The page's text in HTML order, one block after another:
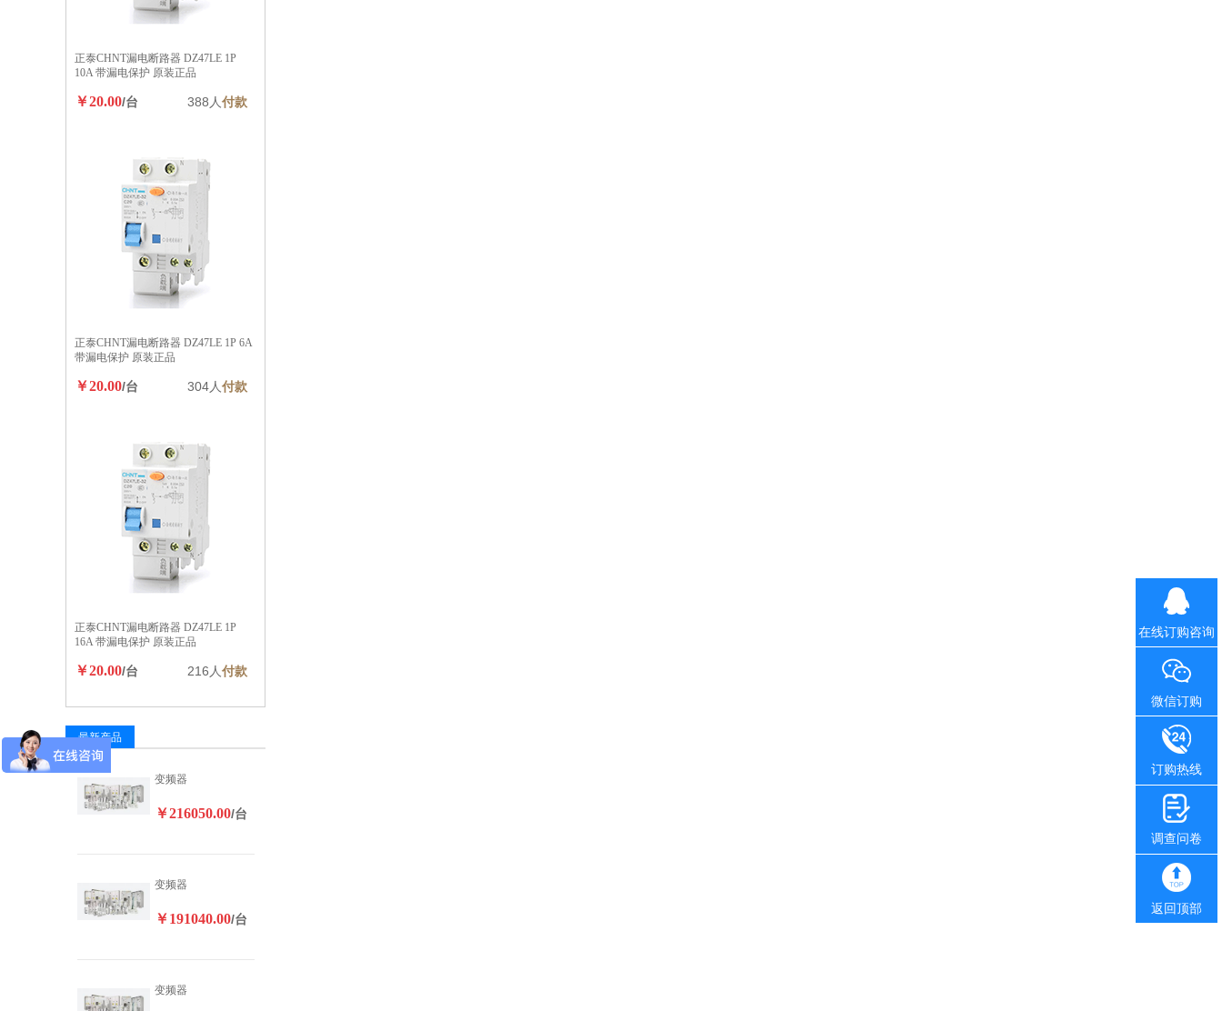
正泰CHNT漏电断路器 DZ47LE 1P
10A 带漏电保护 原装正品
￥20.00/台 388人付款
正泰CHNT漏电断路器 DZ47LE 1P 6A
带漏电保护 原装正品
￥20.00/台 304人付款
正泰CHNT漏电断路器 DZ47LE 1P
16A 带漏电保护 原装正品
￥20.00/台 216人付款
最新产品
变频器
￥216050.00/台
变频器
￥191040.00/台
变频器
在线订购咨询
微信订购
订购热线
调查问卷
返回顶部